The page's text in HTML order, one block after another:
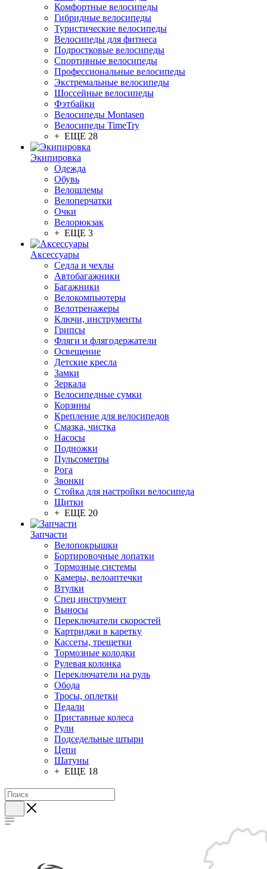
Комфортные велосипеды
Гибридные велосипеды
Туристические велосипеды
Велосипеды для фитнеса
Подростковые велосипеды
Спортивные велосипеды
Профессиональные велосипеды
Экстремальные велосипеды
Шоссейные велосипеды
Фэтбайки
Велосипеды Montasen
Велосипеды TimeTry
+ ЕЩЕ 28
Экипировка
Одежда
Обувь
Велошлемы
Велоперчатки
Очки
Велорюкзак
+ ЕЩЕ 3
Аксессуары
Седла и чехлы
Автобагажники
Багажники
Велокомпьютеры
Велотренажеры
Ключи, инструменты
Грипсы
Фляги и флягодержатели
Освещение
Детские кресла
Замки
Зеркала
Велосипедные сумки
Корзины
Крепление для велосипедов
Смазка, чистка
Насосы
Подножки
Пульсометры
Рога
Звонки
Стойка для настройки велосипеда
Щитки
+ ЕЩЕ 20
Запчасти
Велопокрышки
Бортировочные лопатки
Тормозные системы
Камеры, велоаптечки
Втулки
Спец инструмент
Выносы
Переключатели скоростей
Картриджи в каретку
Кассеты, трещетки
Тормозные колодки
Рулевая колонка
Переключатели на руль
Обода
Тросы, оплетки
Педали
Приставные колеса
Рули
Подседельные штыри
Цепи
Шатуны
+ ЕЩЕ 18